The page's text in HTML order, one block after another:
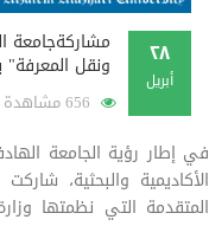
٢٨
أبريل
مشاركةجامعة
ونقل المعرفة"
في إطار رؤية الجامعة
الأكاديمية والبحثية،
المتقدمة التي نظمتها